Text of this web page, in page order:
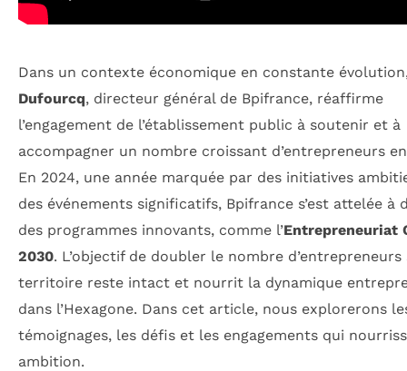
Dans un contexte économique en constante
Dufourcq, directeur général de Bpifrance, réaffirme
l’engagement de l’établissement public à soutenir et à
accompagner un nombre croissant d’entrepreneurs
En 2024, une année marquée par des initiatives
des événements significatifs, Bpifrance s’est attelée à
des programmes innovants, comme l’Entrepreneuriat
2030. L’objectif de doubler le nombre d’entrepreneurs
territoire reste intact et nourrit la dynamique
dans l’Hexagone. Dans cet article, nous explorerons
témoignages, les défis et les engagements qui
ambition.